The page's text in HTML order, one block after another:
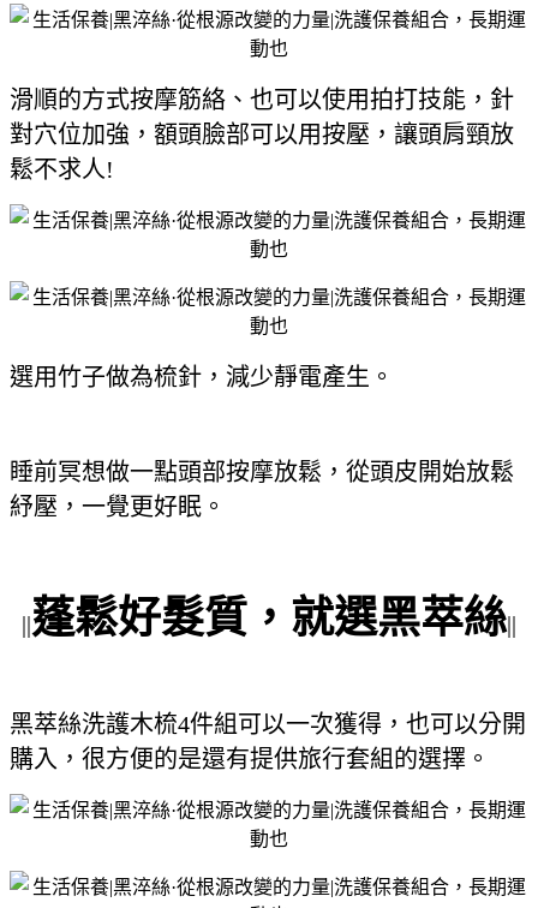
滑順的方式按摩筋絡、也可以使用拍打技能，針
對穴位加強，額頭臉部可以用按壓，讓頭肩頸放
鬆不求人!
選用竹子做為梳針，減少靜電產生。
睡前冥想做一點頭部按摩放鬆，從頭皮開始放鬆
紓壓，一覺更好眠。
||蓬鬆好髮質，就選黑萃絲||
黑萃絲洗護木梳4件組可以一次獲得，也可以分開
購入，很方便的是還有提供旅行套組的選擇。